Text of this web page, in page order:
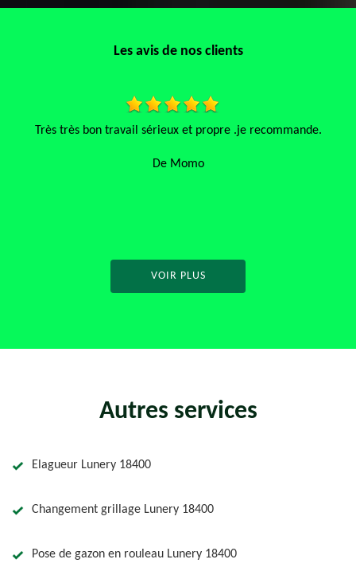
Les avis de nos clients
J’ai fait appel à cette entreprise, très bonne
VOIR PLUS
Autres services
Elagueur Lunery 18400
Changement grillage Lunery 18400
Pose de gazon en rouleau Lunery 18400